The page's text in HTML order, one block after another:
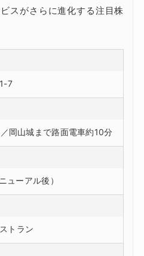
スがさらに進化する注目株
7
岡山城まで路面電車約10分
ーアル後）
トラン